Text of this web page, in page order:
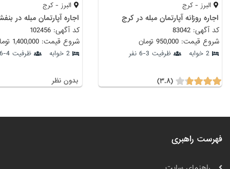
البرز - کرج
اجاره روزانه آپارتمان مبله در کرج
کد آگهی: 83042
شروع قیمت: 950,000 تومان
2 خوابه ظرفیت 3-6 نفر
(۳.۸)
البرز - کرج
اجاره آپارتمان مبله در
کد آگهی: 102456
شروع قیمت: 1,400,000 تومان
2 خوابه ظرفیت 4-6 نفر
بدون نظر
فهرست راهبری